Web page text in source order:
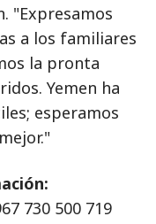
"Expresamos
a los familiares
la pronta
Yemen ha
esperamos
730 500 719